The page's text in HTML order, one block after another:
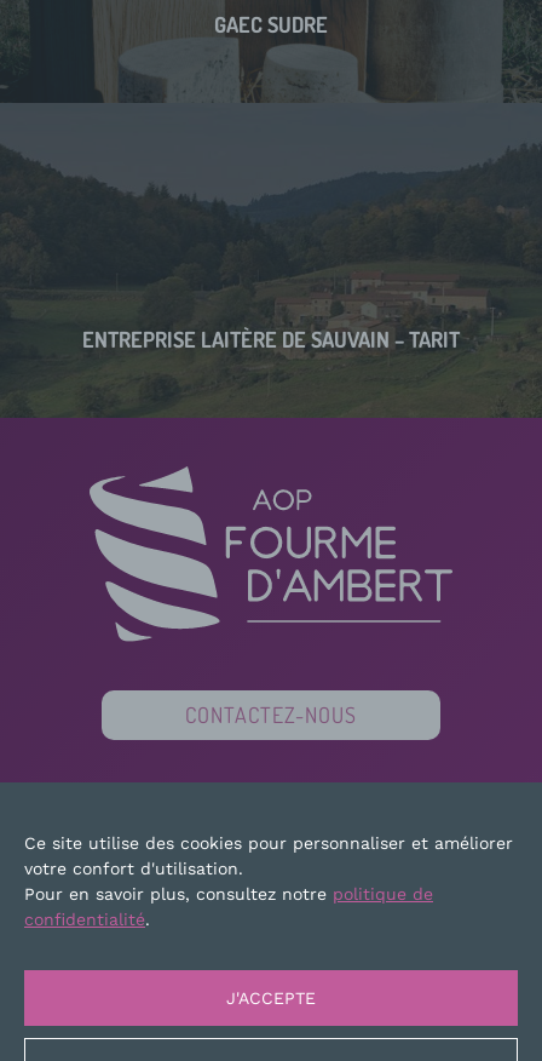
GAEC SUDRE
ENTREPRISE LAITÈRE DE SAUVAIN – TARIT
CONTACTEZ-NOUS
PLAN DU SITE MENTIONS LÉGALES
Ce site utilise des cookies pour personnaliser et améliorer
votre confort d'utilisation.
Pour en savoir plus, consultez notre politique de
confidentialité.
J'ACCEPTE